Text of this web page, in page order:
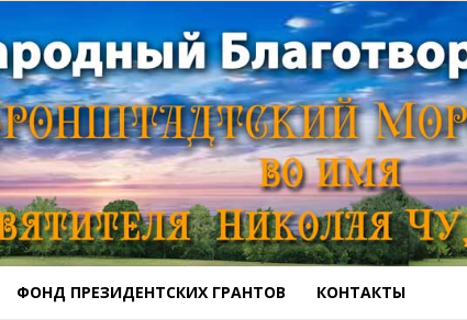
ФОНД ПРЕЗИДЕНТСКИХ ГРАНТОВ КОНТАКТЫ